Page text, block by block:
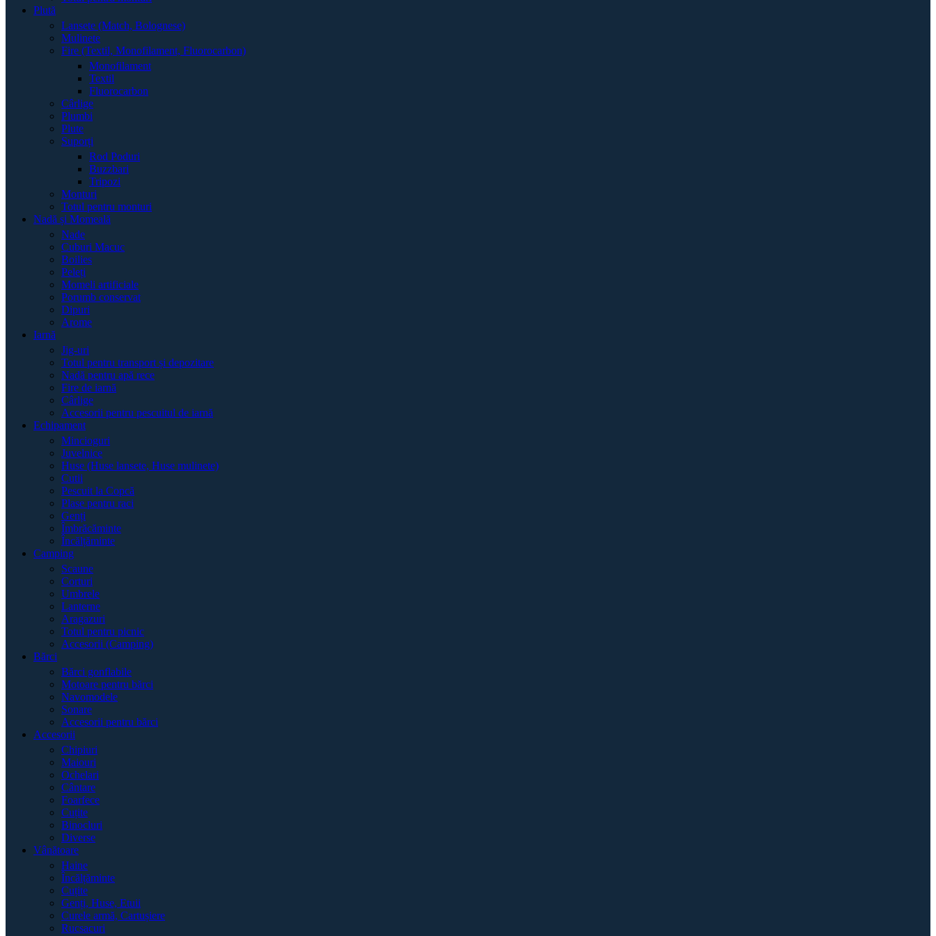
Plută
Lansete (Match, Bolognese)
Mulinete
Fire (Textil, Monofilament, Fluorocarbon)
Monofilament
Textil
Fluorocarbon
Cârlige
Plumbi
Plute
Suporți
Rod Poduri
Buzzbari
Tripozi
Monturi
Totul pentru monturi
Nadă și Momeală
Nade
Cuburi Macuc
Boilies
Peleți
Momeli artificiale
Porumb conservat
Dipuri
Arome
Iarnă
Jig-uri
Totul pentru transport și depozitare
Nadă pentru apă rece
Fire de iarnă
Cârlige
Accesorii pentru pescuitul de iarnă
Echipament
Mincioguri
Juvelnice
Huse (Huse lansete, Huse mulinete)
Cutii
Pescuit la Copcă
Plase pentru raci
Genți
Îmbrăcăminte
Încălțăminte
Camping
Scaune
Corturi
Umbrele
Lanterne
Aragazuri
Totul pentru picnic
Accesorii (Camping)
Bărci
Bărci gonflabile
Motoare pentru bărci
Navomodele
Sonare
Accesorii pentru bărci
Accesorii
Chipiuri
Maiouri
Ochelari
Cântare
Foarfece
Cuțite
Binocluri
Diverse
Vânătoare
Haine
Încălțăminte
Cuțite
Genți, Huse, Etuii
Curele armă, Cartușiere
Rucsacuri